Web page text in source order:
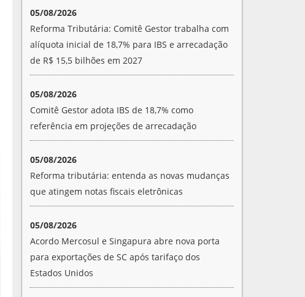
05/08/2026
Reforma Tributária: Comitê Gestor trabalha com
alíquota inicial de 18,7% para IBS e arrecadação
de R$ 15,5 bilhões em 2027
05/08/2026
Comitê Gestor adota IBS de 18,7% como
referência em projeções de arrecadação
05/08/2026
Reforma tributária: entenda as novas mudanças
que atingem notas fiscais eletrônicas
05/08/2026
Acordo Mercosul e Singapura abre nova porta
para exportações de SC após tarifaço dos
Estados Unidos